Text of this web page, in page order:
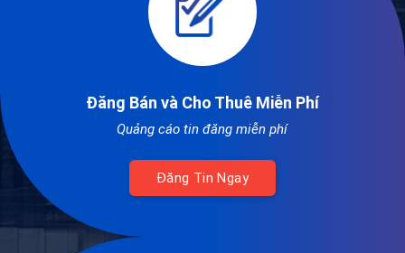
Đăng Bán và Cho Thuê Miễn Phí
Quảng cáo tin đăng miễn phí
Đăng Tin Ngay